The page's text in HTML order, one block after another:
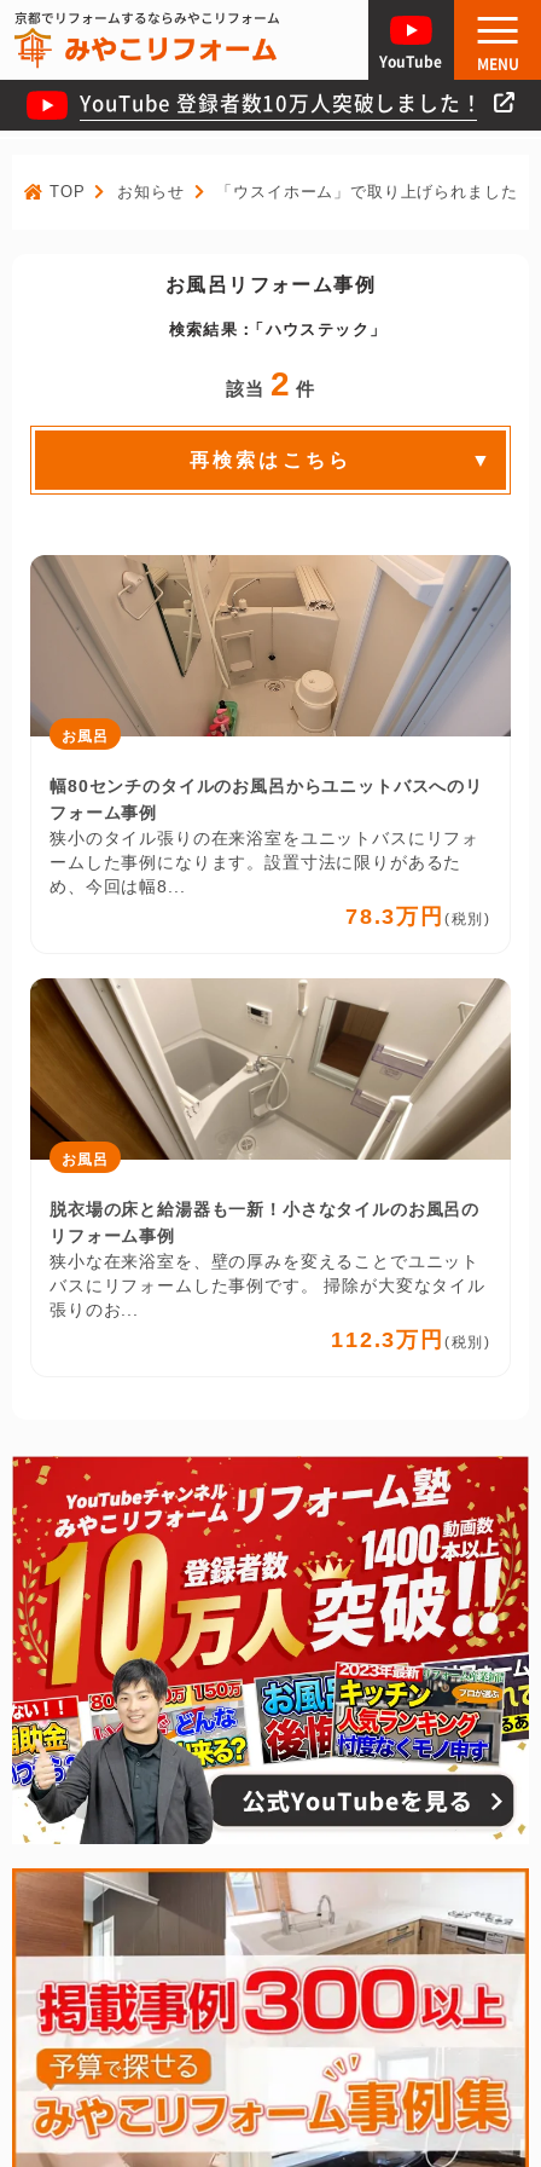
京都でリフォームするならみやこリフォーム
YouTube 登録者数10万人突破しました！
YouTube MENU
TOP お知らせ 「ウスイホーム」で取り上げられました！
お風呂リフォーム事例
検索結果：ハウステック
該当 2 件
再検索はこちら
お風呂
幅80センチのタイルのお風呂からユニットバスへのリ
フォーム事例
狭小のタイル張りの在来浴室をユニットバスにリフォ
ームした事例になります。設置寸法に限りがあるた
め、今回は幅8...
78.3万円 (税別)
お風呂
脱衣場の床と給湯器も一新！小さなタイルのお風呂の
リフォーム事例
狭小な在来浴室を、壁の厚みを変えることでユニット
バスにリフォームした事例です。 掃除が大変なタイル
張りのお...
112.3万円 (税別)